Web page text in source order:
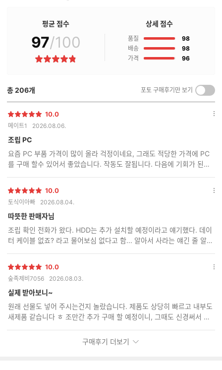
매
후
기
평균 점수
97/100
별
상세 점수
품질 98점
배송
98점
가격
96점
총206개 포토 구매후기만 보기
켜
기/
별
점
10.0
메이트1 2026.08.06.
조립 PC
요즘 PC 부품 가격이 많이 올라 걱정이네요, 그래도 적당한 가격에 PC
를 구매 할수 있어서 좋았습니다. 작동도 잘됩니다. 다음에 기회가 된다
옵
별
점
10.0
토식이아빠 2026.08.04.
따뜻한 판매자님
조립 확인 전화가 왔다. HDD는 추가 설치할 예정이라고 얘기했다. 데이
터 케이블 없죠? 라고 물어보심 없다고 함... 알아서 사라는 얘긴 줄 알았
옵
별
점
10.0
숲족제비7056 2026.08.03.
실제 받아보니~
원래 선물도 넣어 주시는건지 놀랐습니다. 제품도 상당히 빠르고 내부도
새제품 같습니다 ㅎ 조만간 추가 구매 할 예정이니, 그때도 신경써서 보
옵
구매후기 더보기